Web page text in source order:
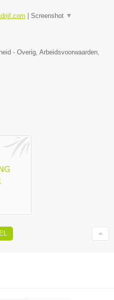
Screenshot ▼
- Overig, Arbeidsvoorwaarden,